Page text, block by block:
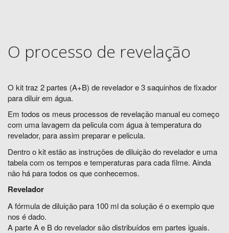
O processo de revelação
O kit traz 2 partes (A+B) de revelador e 3 saquinhos de fixador
para diluir em água.
Em todos os meus processos de revelação manual eu começo
com uma lavagem da pelicula com água à temperatura do
revelador, para assim preparar e pelicula.
Dentro o kit estão as instruções de diluição do revelador e uma
tabela com os tempos e temperaturas para cada filme. Ainda
não há para todos os que conhecemos.
Revelador
A fórmula de diluição para 100 ml da solução é o exemplo que
nos é dado.
A parte A e B do revelador são distribuídos em partes iguais.